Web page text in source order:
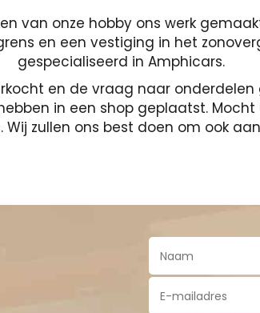
van onze hobby ons werk
en een vestiging in het
gespecialiseerd in Amphicars.
en de vraag naar
in een shop geplaatst.
zullen ons best doen om ook